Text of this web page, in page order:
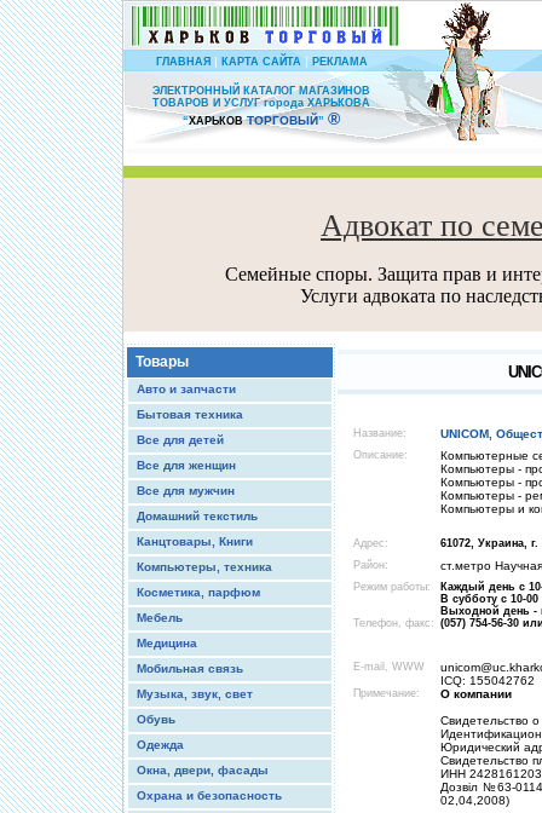
ГЛАВНАЯ| КАРТА САЙТА | РЕКЛАМА
ЭЛЕКТРОННЫЙ КАТАЛОГ МАГАЗИНОВ
ТОВАРОВ И УСЛУГ города ХАРЬКОВА
“ХАРЬКОВ ТОРГОВЫЙ” ®
Адвокат по
Семейные споры. Защита прав и
Услуги адвоката по
Товары
Авто и запчасти
Бытовая техника
Все для детей
Все для женщин
Все для мужчин
Домашний текстиль
Канцтовары, Книги
Компьютеры, техника
Косметика, парфюм
Мебель
Медицина
Мобильная связь
Музыка, звук, свет
Обувь
Одежда
Окна, двери, фасады
Охрана и безопасность
Название: UNICOM,
Описание:
Компьютерные
Компьютеры -
Компьютеры -
Компьютеры -
Компьютеры и
Адрес:
61072, Украина,
Район:
cт.метро Научная
Режим работы:
Каждый день с
В субботу с 10-00
Выходной день -
Телефон, факс: (057) 754-56-30
E-mail, WWW
ICQ: 155042762
Примечание:
О компании
Свидетельство
Юридический
Свидетельство
ИНН
Дозвіл №63-
02,04,2008)